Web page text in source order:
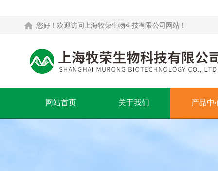
您好！欢迎访问上海牧荣生物科技有限公司网站！
网站首页 关于我们 产品中